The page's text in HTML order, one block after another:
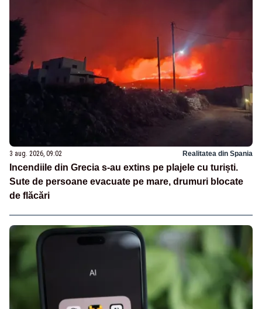
3 aug. 2026, 09:02 Realitatea din Spania
Incendiile din Grecia s-au extins pe plajele cu turiști.
Sute de persoane evacuate pe mare, drumuri blocate
de flăcări